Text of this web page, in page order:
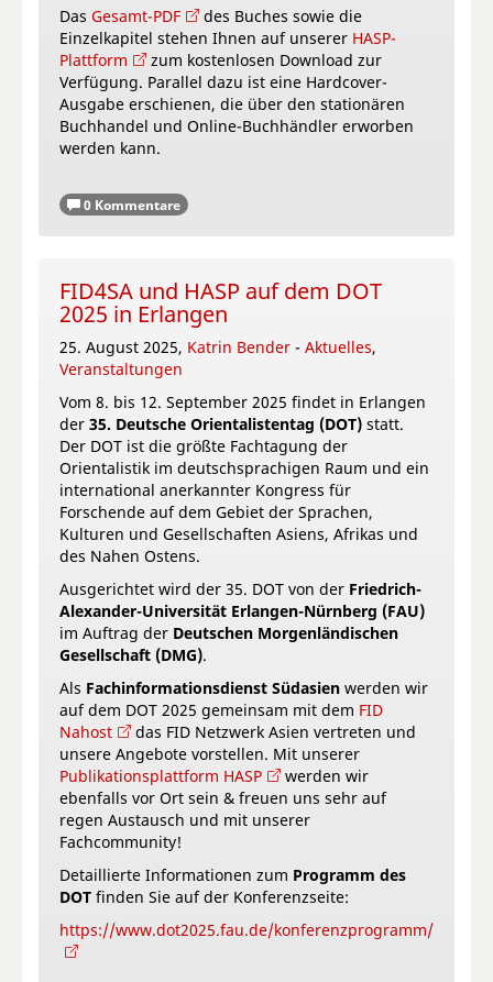
Das Gesamt-PDF
des Buches sowie die
Einzelkapitel stehen Ihnen auf unserer HASP-
Plattform
zum kostenlosen Download zur
Verfügung. Parallel dazu ist eine Hardcover-
Ausgabe erschienen, die über den stationären
Buchhandel und Online-Buchhändler erworben
werden kann.
0 Kommentare
FID4SA und HASP auf dem DOT
2025 in Erlangen
25. August 2025, Katrin Bender - Aktuelles,
Veranstaltungen
Vom 8. bis 12. September 2025 findet in Erlangen
der 35. Deutsche Orientalistentag (DOT) statt.
Der DOT ist die größte Fachtagung der
Orientalistik im deutschsprachigen Raum und ein
international anerkannter Kongress für
Forschende auf dem Gebiet der Sprachen,
Kulturen und Gesellschaften Asiens, Afrikas und
des Nahen Ostens.
Ausgerichtet wird der 35. DOT von der Friedrich-
Alexander-Universität Erlangen-Nürnberg (FAU)
im Auftrag der Deutschen Morgenländischen
Gesellschaft (DMG).
Als Fachinformationsdienst Südasien werden wir
auf dem DOT 2025 gemeinsam mit dem FID
Nahost
das FID Netzwerk Asien vertreten und
unsere Angebote vorstellen. Mit unserer
Publikationsplattform HASP
werden wir
ebenfalls vor Ort sein & freuen uns sehr auf
regen Austausch und mit unserer
Fachcommunity!
Detaillierte Informationen zum Programm des
DOT finden Sie auf der Konferenzseite:
https://www.dot2025.fau.de/konferenzprogramm/